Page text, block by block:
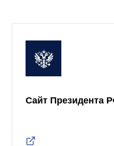
Сайт Президента